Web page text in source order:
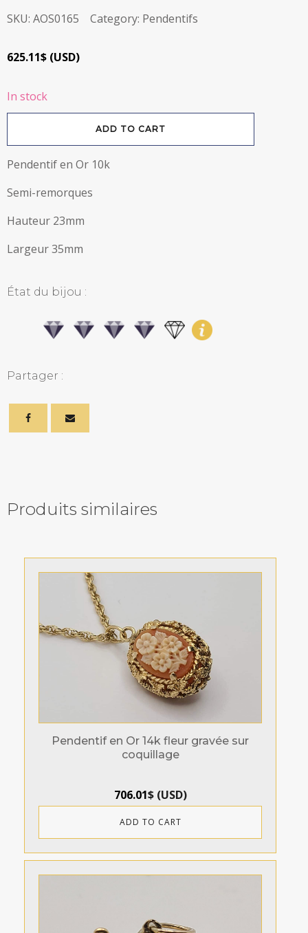
SKU: AOS0165 Category: Pendentifs
625.11$ (USD)
In stock
en
10k
quantity
ADD TO CART
Pendentif en Or 10k
Semi-remorques
Hauteur 23mm
Largeur 35mm
État du bijou :
Partager :
Produits similaires
Pendentif en Or 14k fleur gravée sur
coquillage
706.01$(USD)
ADD TO CART